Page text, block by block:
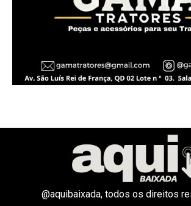
@aquibaixada, todos os direitos